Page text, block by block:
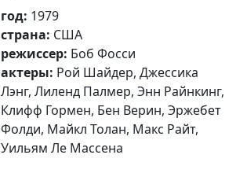
год: 1979
страна: США
режиссер: Боб Фосси
актеры: Рой Шайдер, Джессика
Лэнг, Лиленд Палмер, Энн Райнкинг,
Клифф Гормен, Бен Верин, Эржебет
Фолди, Майкл Толан, Макс Райт,
Уильям Ле Массена